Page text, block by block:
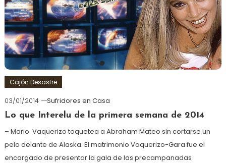
Cajón Desastre
03/01/2014
Sufridores en Casa
Lo que Interelu de la primera semana de 2014
– Mario Vaquerizo toquetea a Abraham Mateo sin cortarse un
pelo delante de Alaska. El matrimonio Vaquerizo-Gara fue el
encargado de presentar la gala de las precampanadas